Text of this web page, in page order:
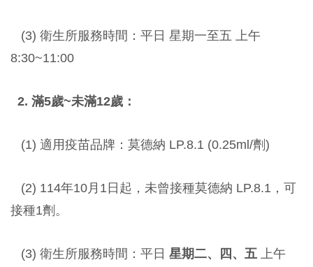
(3) 衛生所服務時間：平日 星期一至五 上午
8:30~11:00
2. 滿5歲~未滿12歲：
(1) 適用疫苗品牌：莫德納 LP.8.1 (0.25ml/劑)
(2) 114年10月1日起，未曾接種莫德納 LP.8.1，可
接種1劑。
(3) 衛生所服務時間：平日 星期二、四、五 上午